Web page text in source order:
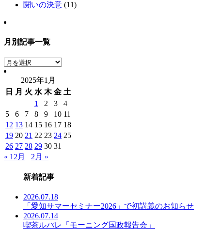
闘いの決意 (11)
月別記事一覧
月
別
事
覧
2025年1月
日
月 火 水 木 金 土
1
2 3
4
5
6 7 8 9 10 11
12 13 14 15 16 17 18
19 20 21 22 23 24 25
26 27 28 29 30 31
« 12月
2月 »
新着記事
2026.07.18
「愛知サマーセミナー2026」で初講義のお知らせ
2026.07.14
喫茶ルパレ「モーニング国政報告会」